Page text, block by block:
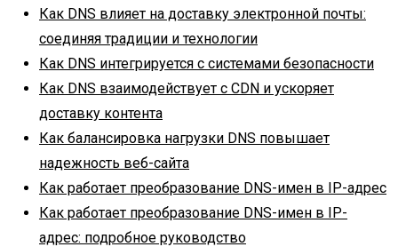
Как DNS влияет на доставку электронной почты:
соединяя традиции и технологии
Как DNS интегрируется с системами безопасности
Как DNS взаимодействует с CDN и ускоряет
доставку контента
Как балансировка нагрузки DNS повышает
надежность веб-сайта
Как работает преобразование DNS-имен в IP-адрес
Как работает преобразование DNS-имен в IP-
адрес: подробное руководство